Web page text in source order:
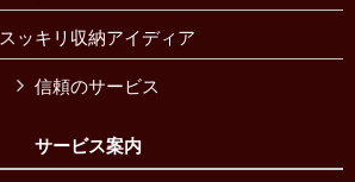
スッキリ収納アイディア
信頼のサービス
サービス案内